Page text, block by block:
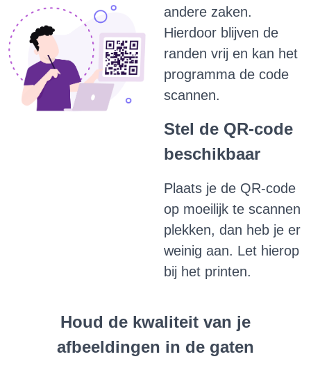
andere zaken.
Hierdoor blijven de
randen vrij en kan het
programma de code
scannen.
Stel de QR-code
beschikbaar
Plaats je de QR-code
op moeilijk te scannen
plekken, dan heb je er
weinig aan. Let hierop
bij het printen.
Houd de kwaliteit van je
afbeeldingen in de gaten